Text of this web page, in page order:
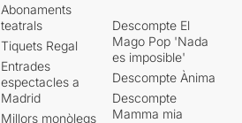
Abonaments
teatrals
Tiquets Regal
Entrades
espectacles a
Madrid
Millors monòlegs
Descompte El
Mago Pop 'Nada
es imposible'
Descompte Ànima
Descompte
Mamma mia